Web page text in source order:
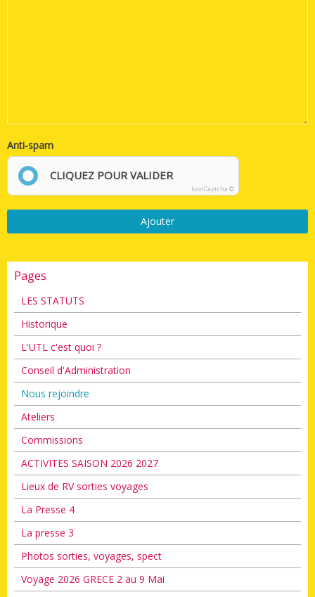
Anti-spam
CLIQUEZ POUR VALIDER
IconCaptcha ©
Ajouter
Pages
LES STATUTS
Historique
L'UTL c'est quoi ?
Conseil d'Administration
Nous rejoindre
Ateliers
Commissions
ACTIVITES SAISON 2026 2027
Lieux de RV sorties voyages
La Presse 4
La presse 3
Photos sorties, voyages, spect
Voyage 2026 GRECE 2 au 9 Mai